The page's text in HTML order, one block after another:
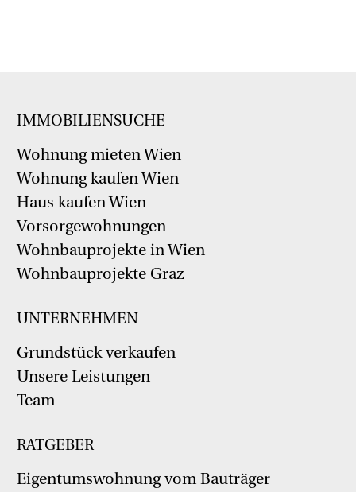
IMMOBILIENSUCHE
Wohnung mieten Wien
Wohnung kaufen Wien
Haus kaufen Wien
Vorsorgewohnungen
Wohnbauprojekte in Wien
Wohnbauprojekte Graz
UNTERNEHMEN
Grundstück verkaufen
Unsere Leistungen
Team
RATGEBER
Eigentumswohnung vom Bauträger